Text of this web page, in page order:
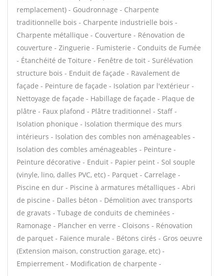
remplacement) - Goudronnage - Charpente
traditionnelle bois - Charpente industrielle bois -
Charpente métallique - Couverture - Rénovation de
couverture - Zinguerie - Fumisterie - Conduits de Fumée
- Étanchéité de Toiture - Fenêtre de toit - Surélévation
structure bois - Enduit de façade - Ravalement de
façade - Peinture de façade - Isolation par l'extérieur -
Nettoyage de façade - Habillage de façade - Plaque de
plâtre - Faux plafond - Plâtre traditionnel - Staff -
Isolation phonique - Isolation thermique des murs
intérieurs - Isolation des combles non aménageables -
Isolation des combles aménageables - Peinture -
Peinture décorative - Enduit - Papier peint - Sol souple
(vinyle, lino, dalles PVC, etc) - Parquet - Carrelage -
Piscine en dur - Piscine à armatures métalliques - Abri
de piscine - Dalles béton - Démolition avec transports
de gravats - Tubage de conduits de cheminées -
Ramonage - Plancher en verre - Cloisons - Rénovation
de parquet - Faïence murale - Bétons cirés - Gros oeuvre
(Extension maison, construction garage, etc) -
Empierrement - Modification de charpente -